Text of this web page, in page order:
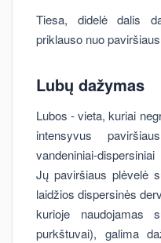
Tiesa, didelė dalis
priklauso nuo
Lubų dažymas
Lubos - vieta, kuriai
intensyvus
vandeniniai-
Jų paviršiaus plėvelė
laidžios dispersinės
kurioje naudojamas
purkštuvai), galima